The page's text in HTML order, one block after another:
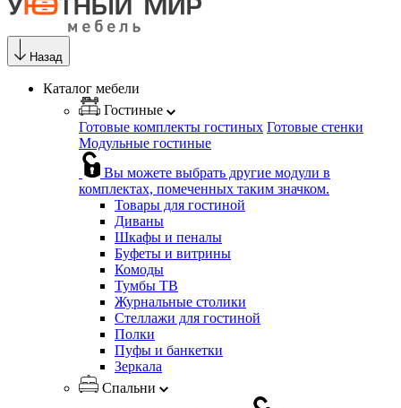
Назад
Каталог мебели
Гостиные
Готовые комплекты гостиных Готовые стенки
Модульные гостиные
Вы можете выбрать другие модули в
комплектах, помеченных таким значком.
Товары для гостиной
Диваны
Шкафы и пеналы
Буфеты и витрины
Комоды
Тумбы ТВ
Журнальные столики
Стеллажи для гостиной
Полки
Пуфы и банкетки
Зеркала
Спальни